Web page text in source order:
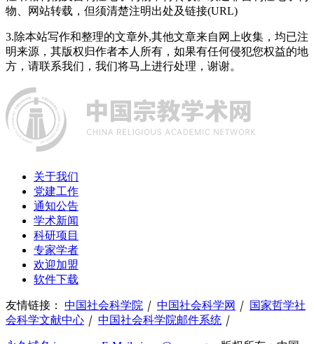
物、网站转载，但须清楚注明出处及链接(URL)
3.除本站写作和整理的文章外,其他文章来自网上收集，均已注
明来源，其版权归作者本人所有，如果有任何侵犯您权益的地
方，请联系我们，我们将马上进行处理，谢谢。
关于我们
党建工作
通知公告
学术新闻
科研项目
专家学者
欢迎加盟
软件下载
友情链接： 中国社会科学院 ｜ 中国社会科学网 ｜ 国家哲学社
会科学文献中心 ｜ 中国社会科学院邮件系统 ｜